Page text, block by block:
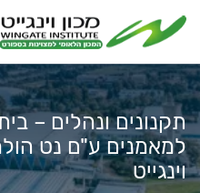
תקנונים ונהלים –
למאמנים ע"ם נט
וינגייט